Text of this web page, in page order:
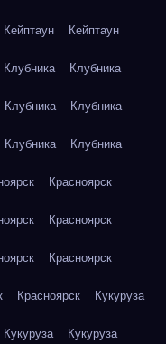
Кейптаун Кейптаун
Клубника Клубника
Клубника Клубника
Клубника Клубника
Красноярск
Красноярск
Красноярск
Красноярск Кукуруза
Кукуруза Кукуруза